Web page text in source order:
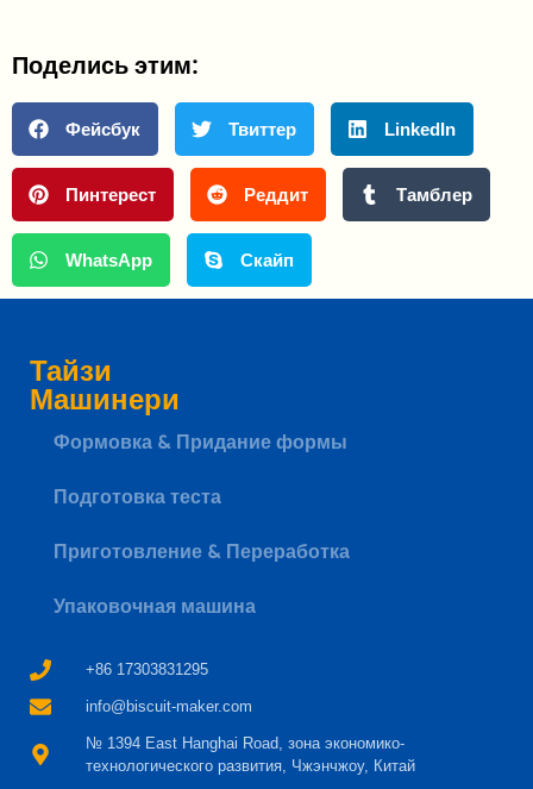
Поделись этим:
Фейсбук Твиттер LinkedIn
Пинтерест Реддит Тамблер
WhatsApp Скайп
Тайзи
Машинери
Формовка & Придание формы
Подготовка теста
Приготовление & Переработка
Упаковочная машина
+86 17303831295
info@biscuit-maker.com
№ 1394 East Hanghai Road, зона экономико-
технологического развития, Чжэнчжоу, Китай